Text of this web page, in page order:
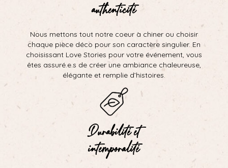
authenticité
Nous mettons tout notre coeur à chiner ou choisir
chaque pièce déco pour son caractère singulier. En
choisissant Love Stories pour votre événement, vous
êtes assuré.e.s de créer une ambiance chaleureuse,
élégante et remplie d’histoires.
Durabilité et
intemporalité